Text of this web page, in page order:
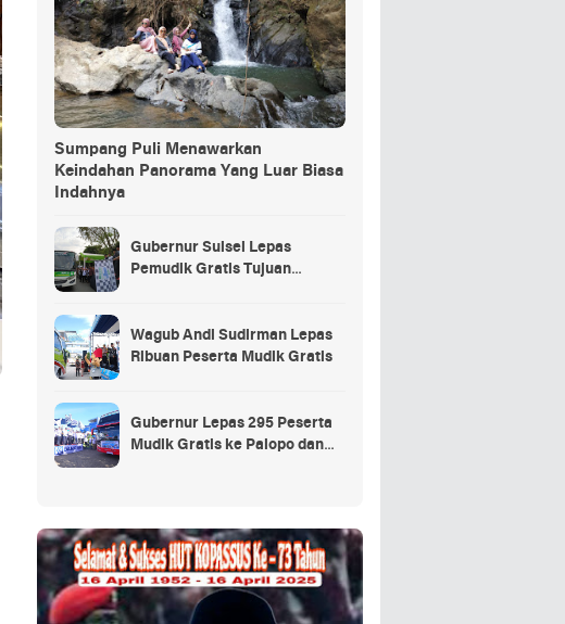
Sumpang Puli Menawarkan
Keindahan Panorama Yang Luar Biasa
Indahnya
Gubernur Sulsel Lepas
Pemudik Gratis Tujuan
Wagub Andi Sudirman Lepas
Ribuan Peserta Mudik Gratis
Gubernur Lepas 295 Peserta
Mudik Gratis ke Palopo dan